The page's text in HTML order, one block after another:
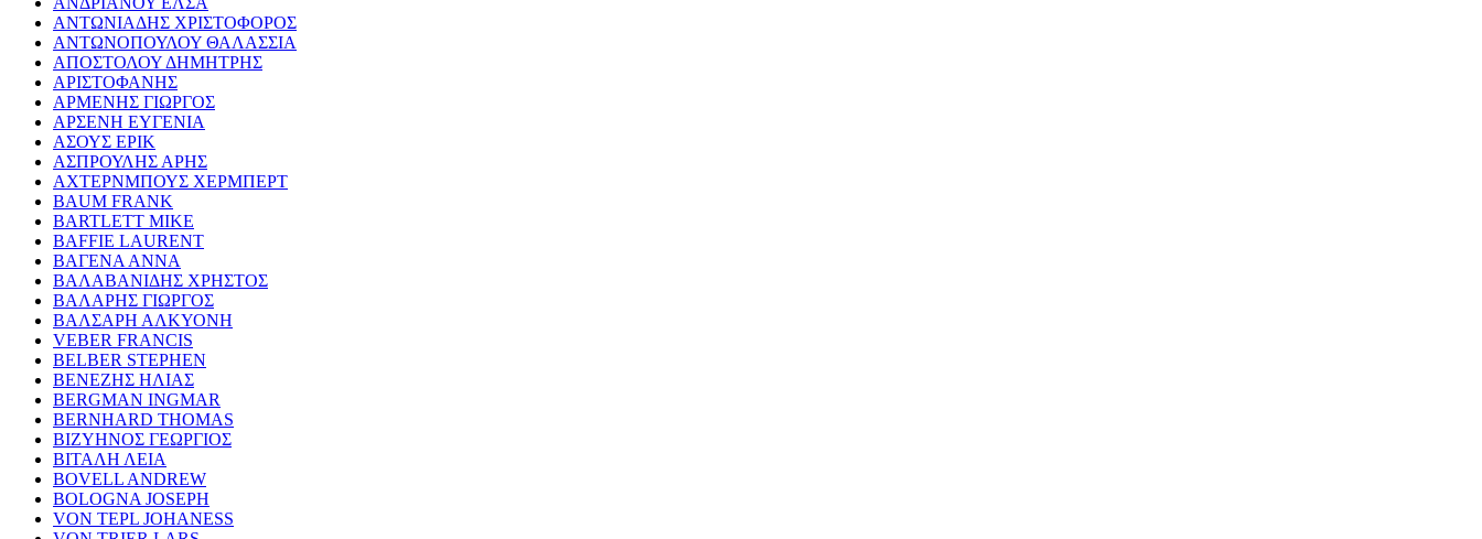
ΑΝΤΩΝΙΑΔΗΣ ΧΡΙΣΤΟΦΟΡΟΣ
ΑΝΤΩΝΟΠΟΥΛΟΥ ΘΑΛΑΣΣΙΑ
ΑΠΟΣΤΟΛΟΥ ΔΗΜΗΤΡΗΣ
ΑΡΙΣΤΟΦΑΝΗΣ
ΑΡΜΕΝΗΣ ΓΙΩΡΓΟΣ
ΑΡΣΕΝΗ ΕΥΓΕΝΙΑ
ΑΣΟΥΣ ΕΡΙΚ
ΑΣΠΡΟΥΛΗΣ ΑΡΗΣ
ΑΧΤΕΡΝΜΠΟΥΣ ΧΕΡΜΠΕΡΤ
BAUM FRANK
BARTLETT MIKE
BAFFIE LAURENT
ΒΑΓΕΝΑ ΑΝΝΑ
ΒΑΛΑΒΑΝΙΔΗΣ ΧΡΗΣΤΟΣ
ΒΑΛΑΡΗΣ ΓΙΩΡΓΟΣ
ΒΑΛΣΑΡΗ ΑΛΚΥΟΝΗ
VEBER FRANCIS
BELBER STEPHEN
ΒΕΝΕΖΗΣ ΗΛΙΑΣ
BERGMAN INGMAR
BERNHARD THOMAS
ΒΙΖΥΗΝΟΣ ΓΕΩΡΓΙΟΣ
ΒΙΤΑΛΗ ΛΕΙΑ
BOVELL ANDREW
BOLOGNA JOSEPH
VON TEPL JOHANESS